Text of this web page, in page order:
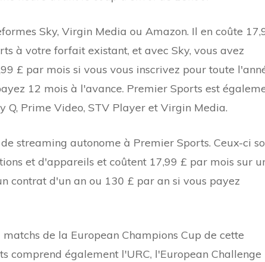
Sky, Virgin Media ou Amazon. Il en coûte
à votre forfait existant, et avec Sky, vous avez
£ par mois si vous vous inscrivez pour toute
12 mois à l'avance. Premier Sports est
Prime Video, STV Player et Virgin Media.
streaming autonome à Premier Sports. Ceux-ci
et d'appareils et coûtent 17,99 £ par mois sur
contrat d'un an ou 130 £ par an si vous payez
de la European Champions Cup de cette
comprend également l'URC, l'European Challenge